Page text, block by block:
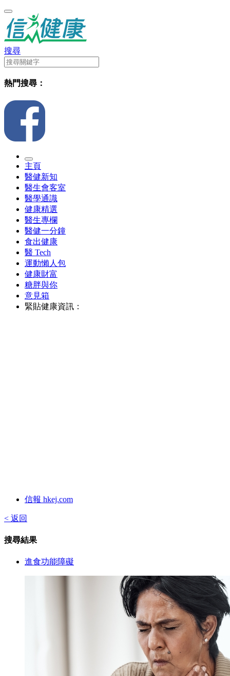
搜尋
熱門搜尋：
主頁
醫健新知
醫生會客室
醫學通識
健康精選
醫生專欄
醫健一分鐘
食出健康
醫 Tech
運動懶人包
健康財富
糖胖與你
意見箱
緊貼健康資訊：
信報 hkej.com
< 返回
搜尋結果
進食功能障礙